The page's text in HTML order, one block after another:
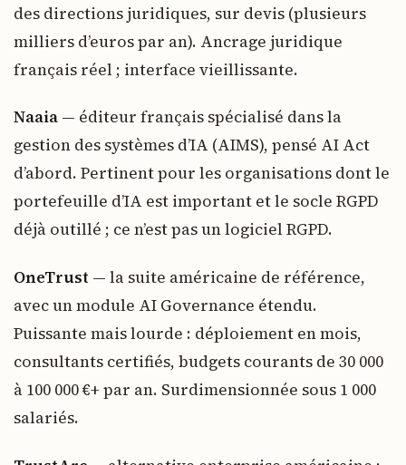
des directions juridiques, sur devis (plusieurs
milliers d’euros par an). Ancrage juridique
français réel ; interface vieillissante.
Naaia — éditeur français spécialisé dans la
gestion des systèmes d’IA (AIMS), pensé AI Act
d’abord. Pertinent pour les organisations dont le
portefeuille d’IA est important et le socle RGPD
déjà outillé ; ce n’est pas un logiciel RGPD.
OneTrust — la suite américaine de référence,
avec un module AI Governance étendu.
Puissante mais lourde : déploiement en mois,
consultants certifiés, budgets courants de 30 000
à 100 000 €+ par an. Surdimensionnée sous 1 000
salariés.